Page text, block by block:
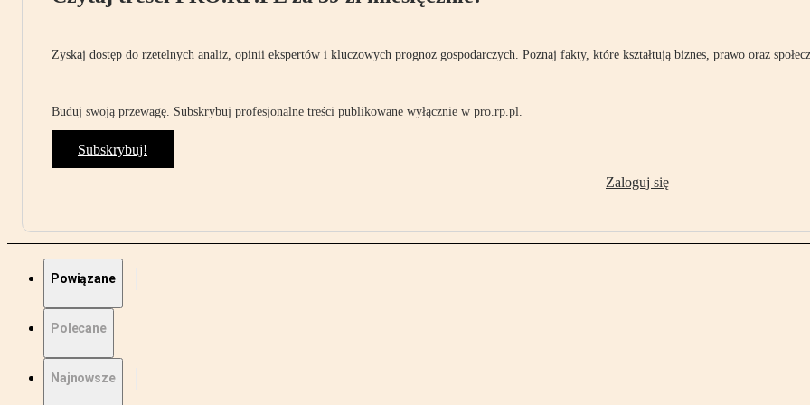
Zyskaj dostęp do rzetelnych analiz, opinii ekspertów i kluczowych prognoz gospodarczych. Poznaj fakty, które kształtują biznes, prawo oraz
Buduj swoją przewagę. Subskrybuj profesjonalne treści publikowane wyłącznie w pro.rp.pl.
Subskrybuj!
Zaloguj się
Powiązane
Polecane
Najnowsze